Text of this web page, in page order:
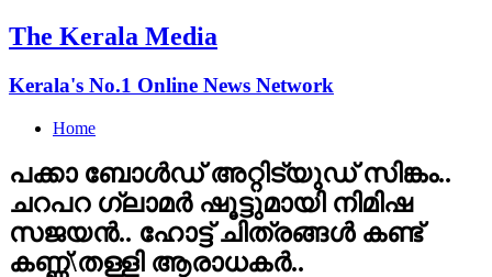
The Kerala Media
Kerala's No.1 Online News Network
Home
പക്കാ ബോള്‍ഡ് അറ്റിട്യുഡ് സിങ്കം..
ചറപറ ഗ്ലാമര്‍ ഷൂട്ടുമായി നിമിഷ
സജയന്‍.. ഹോട്ട് ചിത്രങ്ങള്‍ കണ്ട്
കണ്ണ്\തള്ളി ആരാധകര്‍..